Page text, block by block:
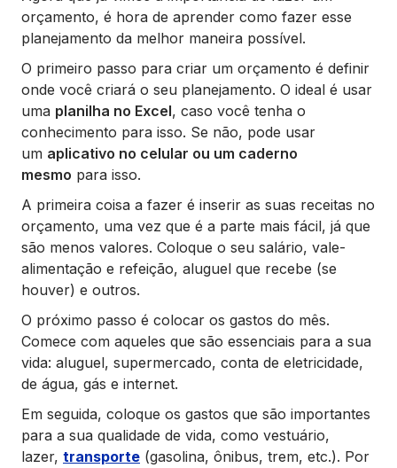
orçamento, é hora de aprender como fazer esse
planejamento da melhor maneira possível.
O primeiro passo para criar um orçamento é definir
onde você criará o seu planejamento. O ideal é usar
uma planilha no Excel, caso você tenha o
conhecimento para isso. Se não, pode usar
um aplicativo no celular ou um caderno
mesmo para isso.
A primeira coisa a fazer é inserir as suas receitas no
orçamento, uma vez que é a parte mais fácil, já que
são menos valores. Coloque o seu salário, vale-
alimentação e refeição, aluguel que recebe (se
houver) e outros.
O próximo passo é colocar os gastos do mês.
Comece com aqueles que são essenciais para a sua
vida: aluguel, supermercado, conta de eletricidade,
de água, gás e internet.
Em seguida, coloque os gastos que são importantes
para a sua qualidade de vida, como vestuário,
lazer, transporte (gasolina, ônibus, trem, etc.). Por